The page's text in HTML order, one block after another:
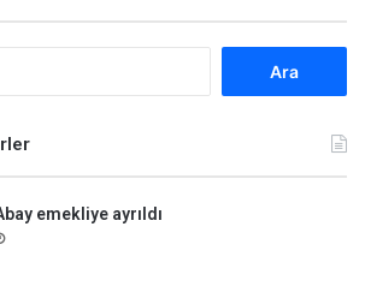
emekliye ayrıldı